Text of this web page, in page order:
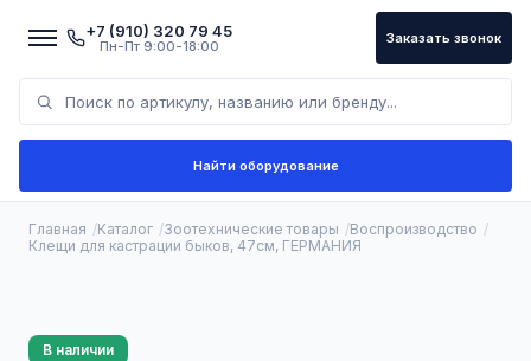
+7 (910) 320 79 45
Пн-Пт 9:00-18:00 Заказать звонок
Найти оборудование
Главная Каталог Зоотехнические товары
Воспроизводство
Клещи для кастрации быков, 47см, ГЕРМАНИЯ
В наличии